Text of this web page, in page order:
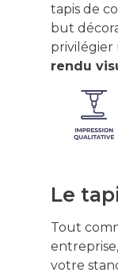
tapis de
but
privilégier
rendu
Le
Tout
votre